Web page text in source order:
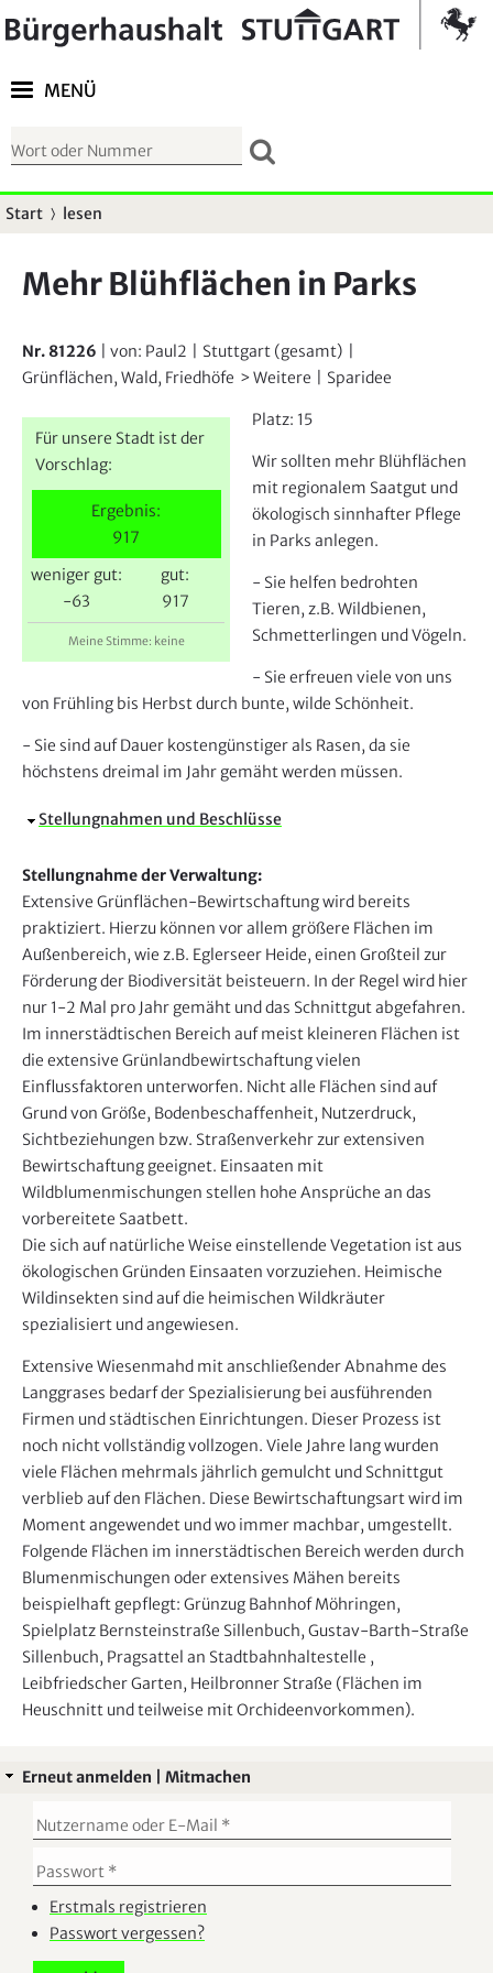
Springe zur Navigation
Kontrast umschalten
MENÜ
S
u
c
f
o
m
l
S
Start lesen
Mehr Blühflächen in Parks
Nr. 81226 | von: Paul2 Stuttgart (gesamt)
Grünflächen, Wald, Friedhöfe
Weitere Sparidee
Für unsere Stadt ist der
Vorschlag:
Ergebnis:
917
weniger gut:
-63
gut:
917
Meine Stimme: keine
Platz: 15
Wir sollten mehr Blühflächen
mit regionalem Saatgut und
ökologisch sinnhafter Pflege
in Parks anlegen.
- Sie helfen bedrohten
Tieren, z.B. Wildbienen,
Schmetterlingen und Vögeln.
- Sie erfreuen viele von uns
von Frühling bis Herbst durch bunte, wilde Schönheit.
- Sie sind auf Dauer kostengünstiger als Rasen, da sie
höchstens dreimal im Jahr gemäht werden müssen.
A
s
b
l
e
n
d
e
n
Stellungnahmen und Beschlüsse
Stellungnahme der Verwaltung:
Extensive Grünflächen-Bewirtschaftung wird bereits
praktiziert. Hierzu können vor allem größere Flächen im
Außenbereich, wie z.B. Eglerseer Heide, einen Großteil zur
Förderung der Biodiversität beisteuern. In der Regel wird hier
nur 1-2 Mal pro Jahr gemäht und das Schnittgut abgefahren.
Im innerstädtischen Bereich auf meist kleineren Flächen ist
die extensive Grünlandbewirtschaftung vielen
Einflussfaktoren unterworfen. Nicht alle Flächen sind auf
Grund von Größe, Bodenbeschaffenheit, Nutzerdruck,
Sichtbeziehungen bzw. Straßenverkehr zur extensiven
Bewirtschaftung geeignet. Einsaaten mit
Wildblumenmischungen stellen hohe Ansprüche an das
vorbereitete Saatbett.
Die sich auf natürliche Weise einstellende Vegetation ist aus
ökologischen Gründen Einsaaten vorzuziehen. Heimische
Wildinsekten sind auf die heimischen Wildkräuter
spezialisiert und angewiesen.
Extensive Wiesenmahd mit anschließender Abnahme des
Langgrases bedarf der Spezialisierung bei ausführenden
Firmen und städtischen Einrichtungen. Dieser Prozess ist
noch nicht vollständig vollzogen. Viele Jahre lang wurden
viele Flächen mehrmals jährlich gemulcht und Schnittgut
verblieb auf den Flächen. Diese Bewirtschaftungsart wird im
Moment angewendet und wo immer machbar, umgestellt.
Folgende Flächen im innerstädtischen Bereich werden durch
Blumenmischungen oder extensives Mähen bereits
beispielhaft gepflegt: Grünzug Bahnhof Möhringen,
Spielplatz Bernsteinstraße Sillenbuch, Gustav-Barth-Straße
Sillenbuch, Pragsattel an Stadtbahnhaltestelle ,
Leibfriedscher Garten, Heilbronner Straße (Flächen im
Heuschnitt und teilweise mit Orchideenvorkommen).
Erneut anmelden | Mitmachen
Erstmals registrieren
Passwort vergessen?